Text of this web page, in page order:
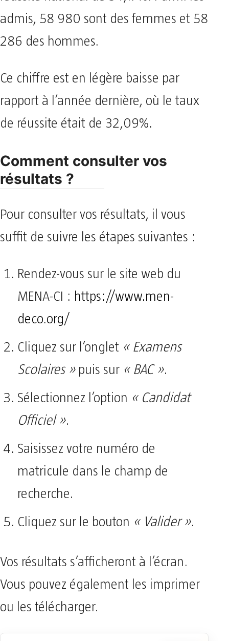
admis, 58 980 sont des femmes et 58
286 des hommes.
Ce chiffre est en légère baisse par
rapport à l’année dernière, où le taux
de réussite était de 32,09%.
Comment consulter vos
résultats ?
Pour consulter vos résultats, il vous
suffit de suivre les étapes suivantes :
Rendez-vous sur le site web du
MENA-CI : https://www.men-
deco.org/
Cliquez sur l’onglet « Examens
Scolaires »puis sur « BAC ».
Sélectionnez l’option « Candidat
Officiel ».
Saisissez votre numéro de
matricule dans le champ de
recherche.
Cliquez sur le bouton « Valider ».
Vos résultats s’afficheront à l’écran.
Vous pouvez également les imprimer
ou les télécharger.